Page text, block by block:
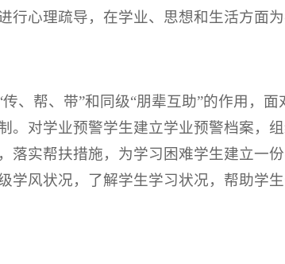
心理疏导，在学业、思想和生活方面为
、帮、带”和同级“朋辈互助”的作用，
。对学业预警学生建立学业预警档案，
落实帮扶措施，为学习困难学生建立一
学风状况，了解学生学习状况，帮助学